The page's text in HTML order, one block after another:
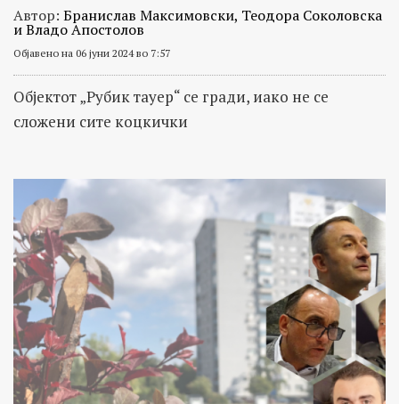
Автор: Бранислав Максимовски, Теодора Соколовска
и Владо Апостолов
Објавено на 06 јуни 2024 во 7:57
Објектот „Рубик тауер“ се гради, иако не се
сложени сите коцкички